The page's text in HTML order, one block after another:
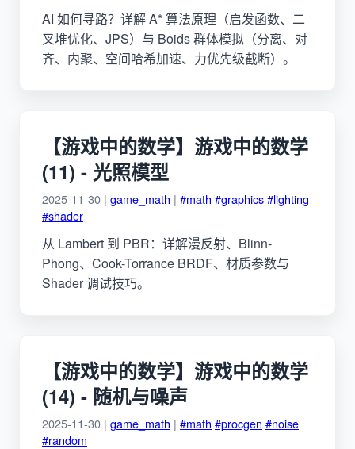
AI 如何寻路？详解 A* 算法原理（启发函数、二
叉堆优化、JPS）与 Boids 群体模拟（分离、对
齐、内聚、空间哈希加速、力优先级截断）。
【游戏中的数学】游戏中的数学
(11) - 光照模型
2025-11-30 | game_math | #math #graphics#lighting
#shader
从 Lambert 到 PBR：详解漫反射、Blinn-
Phong、Cook-Torrance BRDF、材质参数与
Shader 调试技巧。
【游戏中的数学】游戏中的数学
(14) - 随机与噪声
2025-11-30 | game_math | #math #procgen #noise
#random